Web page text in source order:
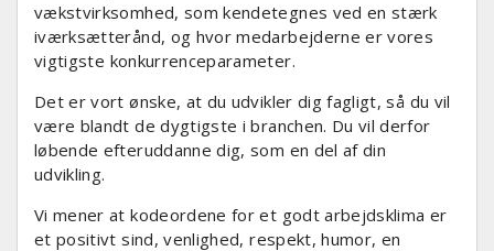
vækstvirksomhed, som kendetegnes ved en stærk
iværksætterånd, og hvor medarbejderne er vores
vigtigste konkurrenceparameter.
Det er vort ønske, at du udvikler dig fagligt, så du vil
være blandt de dygtigste i branchen. Du vil derfor
løbende efteruddanne dig, som en del af din
udvikling.
Vi mener at kodeordene for et godt arbejdsklima er
et positivt sind, venlighed, respekt, humor, en